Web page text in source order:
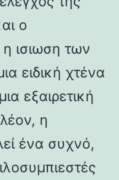
ο
ισιωση των
ειδική χτένα
εξαιρετική
η
ένα συχνό,